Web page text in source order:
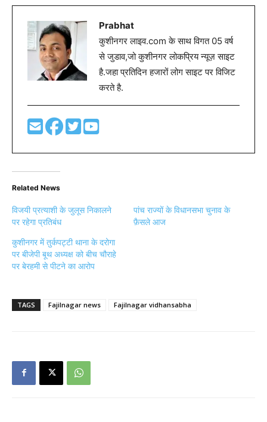
Prabhat
कुशीनगर लाइव.com के साथ विगत 05 वर्ष
से जुडाव,जो कुशीनगर लोकप्रिय न्यूज़ साइट
है.जहा प्रतिदिन हजारों लोग साइट पर विजिट
करते है.
Related News
विजयी प्रत्याशी के जुलूस निकालने
पर रहेगा प्रतिबंध
पांच राज्यों के विधानसभा चुनाव के
फ़ैसले आज
कुशीनगर में तुर्कपट्टी थाना के दरोगा
पर बीजेपी बूथ अध्यक्ष को बीच चौराहे
पर बेरहमी से पीटने का आरोप
TAGS Fajilnagar news Fajilnagar vidhansabha